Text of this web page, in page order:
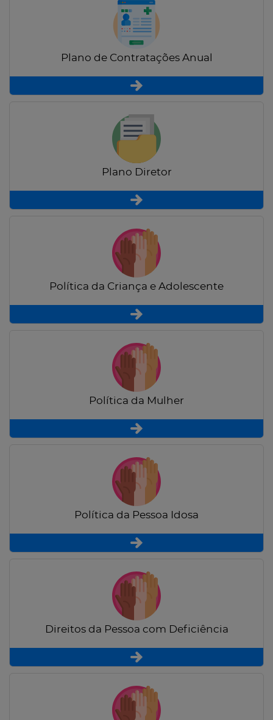
Plano de Contratações Anual
Plano Diretor
Política da Criança e Adolescente
Política da Mulher
Política da Pessoa Idosa
Direitos da Pessoa com Deficiência